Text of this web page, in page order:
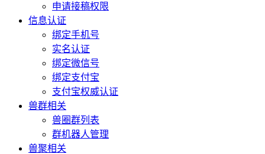
申请接稿权限
信息认证
绑定手机号
实名认证
绑定微信号
绑定支付宝
支付宝权威认证
兽群相关
兽圈群列表
群机器人管理
兽聚相关